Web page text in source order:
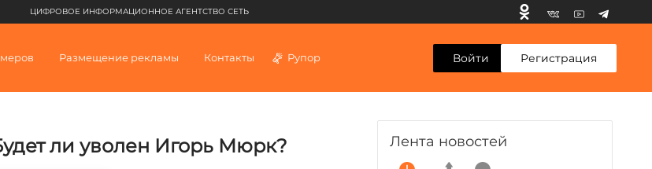
ЦИФРОВОЕ ИНФОРМАЦИОННОЕ АГЕНТСТВО СЕТЬ
Размещение рекламы Контакты Рупор Войти Регистрация
ли уволен Игорь Мюрк? Лента новостей